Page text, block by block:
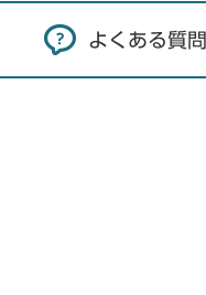
よくある質問